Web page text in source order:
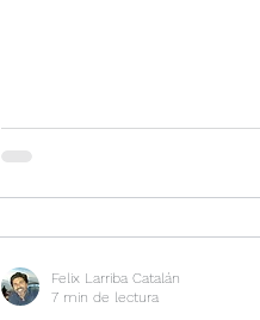
Felix Larriba Catalán
7 min de lectura